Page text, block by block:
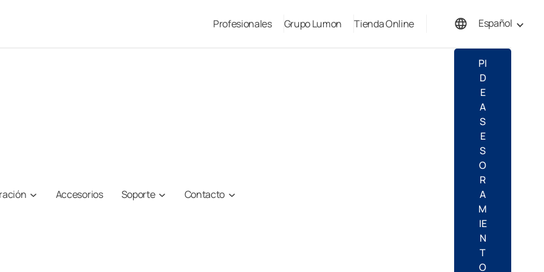
Profesionales Grupo Lumon Tienda Online
Español
Accesorios Soporte Contacto
PI
D
E
A
S
E
S
O
R
A
M
IE
N
T
O